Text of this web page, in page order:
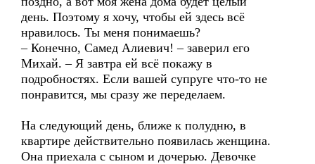
день. Поэтому я хочу, чтобы ей здесь всё
нравилось. Ты меня понимаешь?
– Конечно, Самед Алиевич! – заверил его
Михай. – Я завтра ей всё покажу в
подробностях. Если вашей супруге что-то не
понравится, мы сразу же переделаем.
На следующий день, ближе к полудню, в
квартире действительно появилась женщина.
Она приехала с сыном и дочерью. Девочке